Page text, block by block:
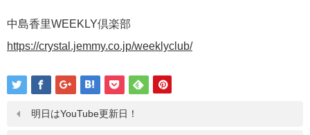
中島香里WEEKLY倶楽部
https://crystal.jemmy.co.jp/weeklyclub/
明日はYouTube更新日！